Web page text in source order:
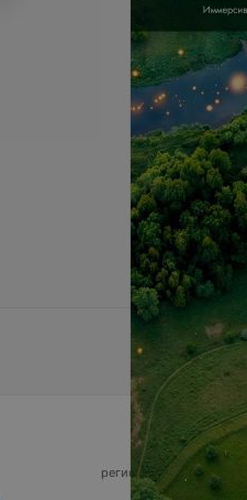
© 2026 ООО
регистрирующий
220012,